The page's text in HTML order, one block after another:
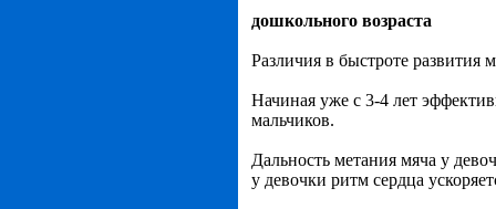
дошкольного возраста
Различия в быстроте
Начиная уже с 3-4 лет
мальчиков.
Дальность метания мяча у
у девочки ритм сердца